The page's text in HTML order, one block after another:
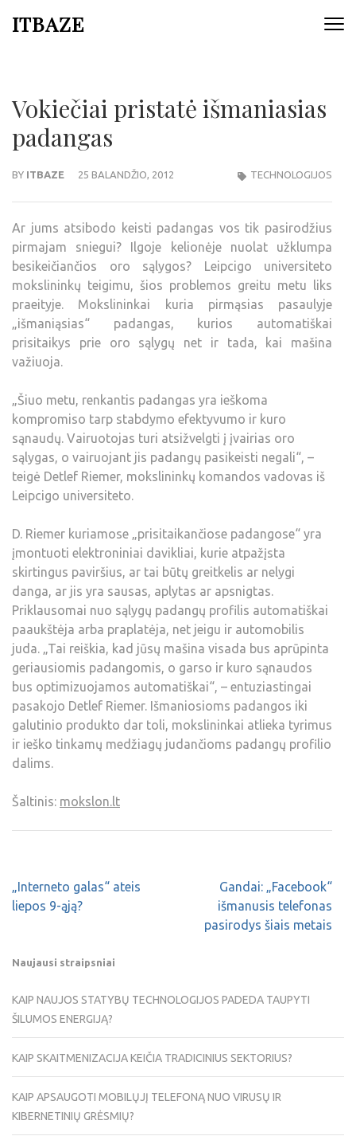
ITBAZE
Vokiečiai pristatė išmaniasias
padangas
BY ITBAZE 25 BALANDŽIO, 2012 TECHNOLOGIJOS
Ar jums atsibodo keisti padangas vos tik pasirodžius
pirmajam sniegui? Ilgoje kelionėje nuolat užklumpa
besikeičiančios oro sąlygos? Leipcigo universiteto
mokslininkų teigimu, šios problemos greitu metu liks
praeityje. Mokslininkai kuria pirmąsias pasaulyje
„išmaniąsias“ padangas, kurios automatiškai
prisitaikys prie oro sąlygų net ir tada, kai mašina
važiuoja.
„Šiuo metu, renkantis padangas yra ieškoma
kompromiso tarp stabdymo efektyvumo ir kuro
sąnaudų. Vairuotojas turi atsižvelgti į įvairias oro
sąlygas, o vairuojant jis padangų pasikeisti negali“, –
teigė Detlef Riemer, mokslininkų komandos vadovas iš
Leipcigo universiteto.
D. Riemer kuriamose „prisitaikančiose padangose“ yra
įmontuoti elektroniniai davikliai, kurie atpažįsta
skirtingus paviršius, ar tai būtų greitkelis ar nelygi
danga, ar jis yra sausas, aplytas ar apsnigtas.
Priklausomai nuo sąlygų padangų profilis automatiškai
paaukštėja arba praplatėja, net jeigu ir automobilis
juda. „Tai reiškia, kad jūsų mašina visada bus aprūpinta
geriausiomis padangomis, o garso ir kuro sąnaudos
bus optimizuojamos automatiškai“, – entuziastingai
pasakojo Detlef Riemer. Išmaniosioms padangos iki
galutinio produkto dar toli, mokslininkai atlieka tyrimus
ir ieško tinkamų medžiagų judančioms padangų profilio
dalims.
Šaltinis: mokslon.lt
„Interneto galas“ ateis
liepos 9-ąją?
Gandai: „Facebook“
išmanusis telefonas
pasirodys šiais metais
Naujausi straipsniai
KAIP NAUJOS STATYBŲ TECHNOLOGIJOS PADEDA TAUPYTI
ŠILUMOS ENERGIJĄ?
KAIP SKAITMENIZACIJA KEIČIA TRADICINIUS SEKTORIUS?
KAIP APSAUGOTI MOBILŲJĮ TELEFONĄ NUO VIRUSŲ IR
KIBERNETINIŲ GRĖSMIŲ?